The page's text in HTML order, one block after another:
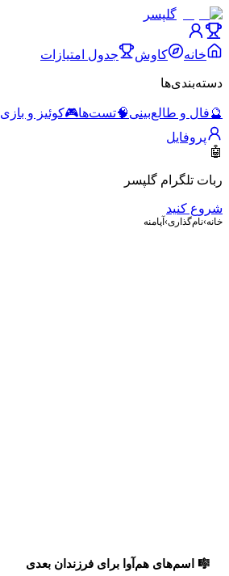
گلپسر
خانه کاوش جدول امتیازات
دسته‌بندی‌ها
🔮فال و طالع‌بینی🧠تست‌ها🎮کوئیز و بازی
پروفایل
🤖
ربات تلگرام گلپسر
شروع کنید
خانه›نام‌گذاری› آپامنه
🎼 اسم‌های هم‌آوا برای فرزندان بعدی